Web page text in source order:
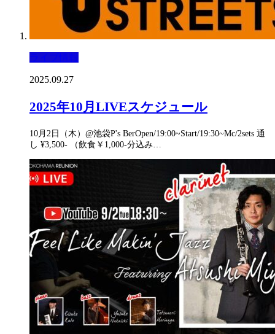
ライブ情報
2025.09.27
2025年10月LIVEスケジュール
10月2日（木）@池袋P's BerOpen/19:00~Start/19:30~Mc/2sets 通
し ¥3,500- （飲食￥1,000-分込み…